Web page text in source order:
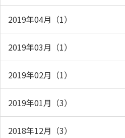
2019年04月（1）
2019年03月（1）
2019年02月（1）
2019年01月（3）
2018年12月（3）